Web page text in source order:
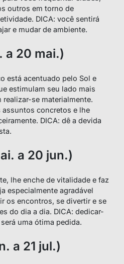
outros em torno de
DICA: você sentirá
e mudar de ambiente.
a 20 mai.)
está acentuado pelo Sol e
estimulam seu lado mais
realizar-se materialmente.
concretos e lhe
DICA: dê a devida
a 20 jun.)
lhe enche de vitalidade e faz
especialmente agradável
os encontros, se divertir e se
do dia a dia. DICA: dedicar-
uma ótima pedida.
a 21 jul.)